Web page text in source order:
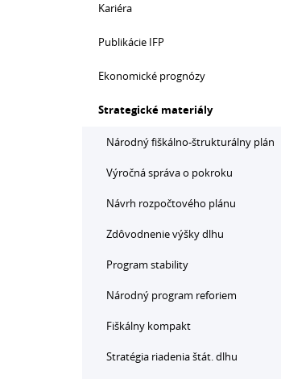
Kariéra
Publikácie IFP
Ekonomické prognózy
Strategické materiály
Národný fiškálno-štrukturálny plán
Výročná správa o pokroku
Návrh rozpočtového plánu
Zdôvodnenie výšky dlhu
Program stability
Národný program reforiem
Fiškálny kompakt
Stratégia riadenia štát. dlhu